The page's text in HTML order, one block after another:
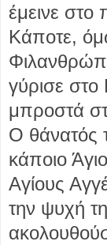
έμεινε στο
Κάποτε,
γύρισε στο
μπροστά
Ο θάνατός
κάποιο
Αγίους
την ψυχή